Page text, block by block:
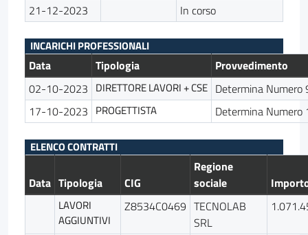
21-12-2023
In corso
INCARICHI PROFESSIONALI
Data Tipologia
Provvedimento
02-10-2023 DIRETTORE LAVORI + CSE Determina
17-10-2023 PROGETTISTA Determina
ELENCO CONTRATTI
Data Tipologia CIG
Regione
sociale
LAVORI
AGGIUNTIVI
Z8534C0469 TECNOLAB
SRL